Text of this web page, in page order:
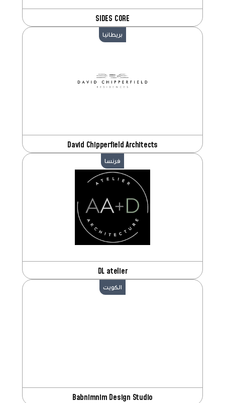
SIDES CORE
David Chipperfield Architects
بريطانيا
DL atelier
فرنسا
Babnimnim Design Studio
الكويت